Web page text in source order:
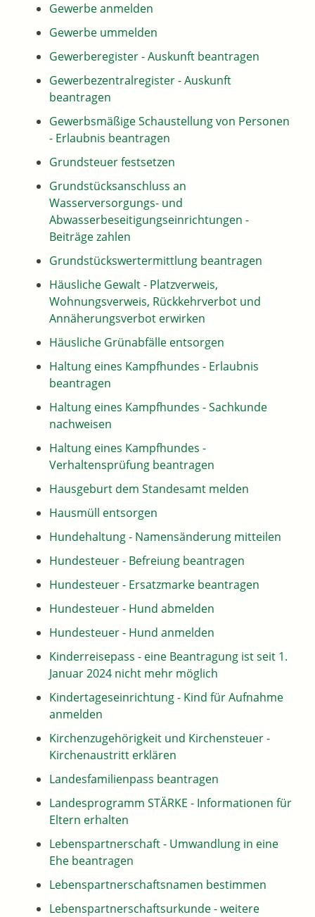
Gewerbe anmelden
Gewerbe ummelden
Gewerberegister - Auskunft beantragen
Gewerbezentralregister - Auskunft
beantragen
Gewerbsmäßige Schaustellung von Personen
- Erlaubnis beantragen
Grundsteuer festsetzen
Grundstücksanschluss an
Wasserversorgungs- und
Abwasserbeseitigungseinrichtungen -
Beiträge zahlen
Grundstückswertermittlung beantragen
Häusliche Gewalt - Platzverweis,
Wohnungsverweis, Rückkehrverbot und
Annäherungsverbot erwirken
Häusliche Grünabfälle entsorgen
Haltung eines Kampfhundes - Erlaubnis
beantragen
Haltung eines Kampfhundes - Sachkunde
nachweisen
Haltung eines Kampfhundes -
Verhaltensprüfung beantragen
Hausgeburt dem Standesamt melden
Hausmüll entsorgen
Hundehaltung - Namensänderung mitteilen
Hundesteuer - Befreiung beantragen
Hundesteuer - Ersatzmarke beantragen
Hundesteuer - Hund abmelden
Hundesteuer - Hund anmelden
Kinderreisepass - eine Beantragung ist seit 1.
Januar 2024 nicht mehr möglich
Kindertageseinrichtung - Kind für Aufnahme
anmelden
Kirchenzugehörigkeit und Kirchensteuer -
Kirchenaustritt erklären
Landesfamilienpass beantragen
Landesprogramm STÄRKE - Informationen für
Eltern erhalten
Lebenspartnerschaft - Umwandlung in eine
Ehe beantragen
Lebenspartnerschaftsnamen bestimmen
Lebenspartnerschaftsurkunde - weitere